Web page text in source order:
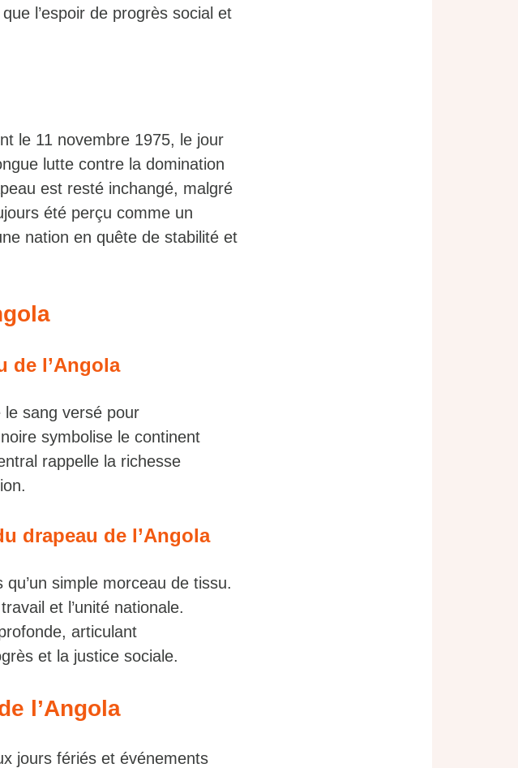
l’espoir de progrès social et
le 11 novembre 1975, le jour
lutte contre la domination
est resté inchangé, malgré
été perçu comme un
nation en quête de stabilité et
de l’Angola
le sang versé pour
symbolise le continent
rappelle la richesse
drapeau de l’Angola
simple morceau de tissu.
et l’unité nationale.
articulant
et la justice sociale.
l’Angola
jours fériés et événements